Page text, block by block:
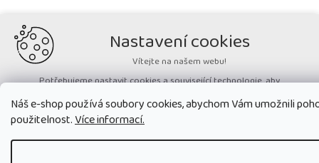
Náš e-shop používá soubory cookies, abychom Vám umožnili
použitelnost.Více informací.
Nastavení cookies
Vítejte na našem webu!
Potřebujeme nastavit cookies a související technologie, aby
přesně to, co potřebujete. Soubory cookies používané na našem webu
nikdy neslouží ke zjišťování totožnosti uživatelů stránek